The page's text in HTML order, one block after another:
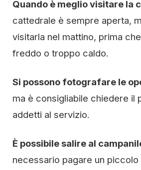
Quando è meglio visitare la
cattedrale è sempre aperta,
visitarla nel mattino, prima
freddo o troppo caldo.
Si possono fotografare le
ma è consigliabile chiedere il
addetti al servizio.
È possibile salire al
necessario pagare un